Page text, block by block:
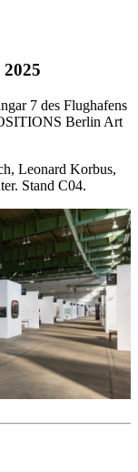
2025
7 des Flughafens
Berlin Art
Leonard Korbus,
Stand C04.